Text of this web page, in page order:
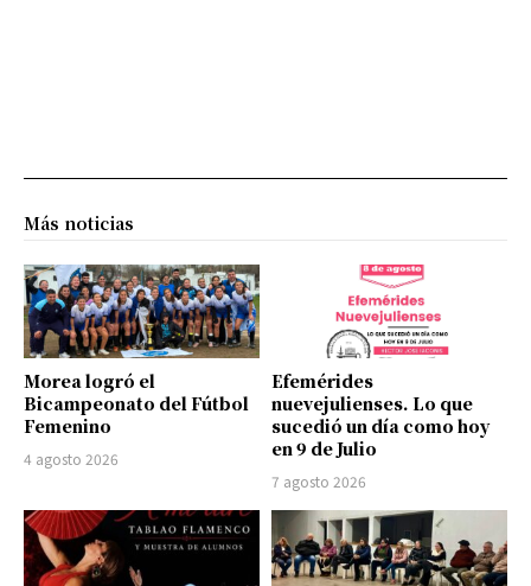
Más noticias
Morea logró el
Bicampeonato del Fútbol
Femenino
4 agosto 2026
Efemérides
nuevejulienses. Lo que
sucedió un día como hoy
en 9 de Julio
7 agosto 2026